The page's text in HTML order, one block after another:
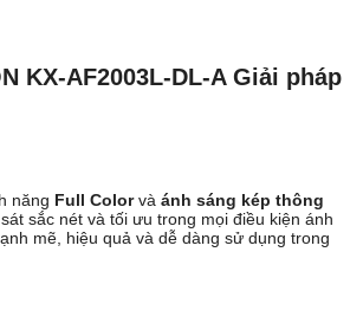
KX-AF2003L-DL-A Giải pháp
năng Full Colorvà ánh sáng kép thông
sắc nét và tối ưu trong mọi điều kiện ánh
mẽ, hiệu quả và dễ dàng sử dụng trong